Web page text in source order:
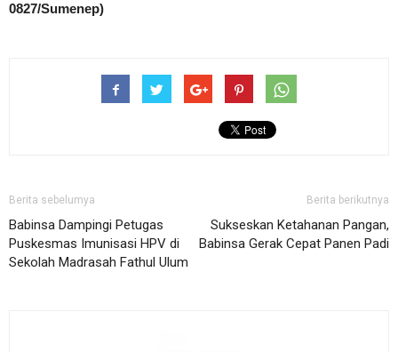
0827/Sumenep)
Berita sebelumya
Babinsa Dampingi Petugas
Puskesmas Imunisasi HPV di
Sekolah Madrasah Fathul Ulum
Berita berikutnya
Sukseskan Ketahanan Pangan,
Babinsa Gerak Cepat Panen Padi